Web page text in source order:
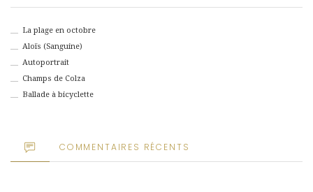
La plage en octobre
Aloïs (Sanguine)
Autoportrait
Champs de Colza
Ballade à bicyclette
COMMENTAIRES RÉCENTS